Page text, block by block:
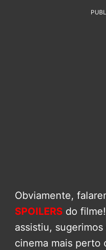
Obviamente,
SPOILERS do
assistiu,
cinema mais perto